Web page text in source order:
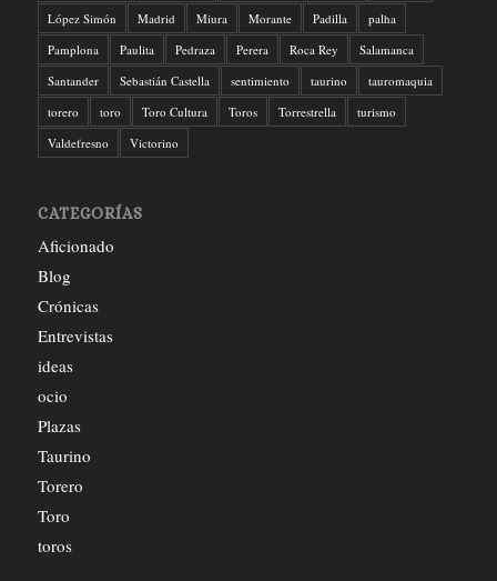
López Simón
Madrid Miura Morante Padilla
palha
Pamplona
Paulita Pedraza Perera Roca Rey
Salamanca
Santander
Sebastián Castella sentimiento taurino
tauromaquia
torero
toro Toro Cultura Toros Torrestrella
turismo
Valdefresno
Victorino
CATEGORÍAS
Aficionado
Blog
Crónicas
Entrevistas
ideas
ocio
Plazas
Taurino
Torero
Toro
toros